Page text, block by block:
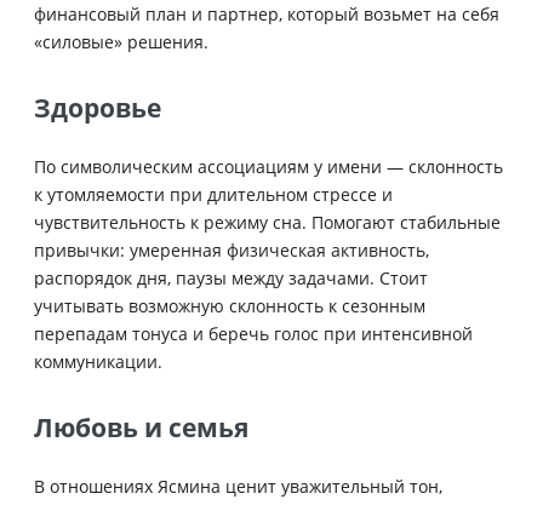
финансовый план и партнер, который возьмет на себя
«силовые» решения.
Здоровье
По символическим ассоциациям у имени — склонность
к утомляемости при длительном стрессе и
чувствительность к режиму сна. Помогают стабильные
привычки: умеренная физическая активность,
распорядок дня, паузы между задачами. Стоит
учитывать возможную склонность к сезонным
перепадам тонуса и беречь голос при интенсивной
коммуникации.
Любовь и семья
В отношениях Ясмина ценит уважительный тон,